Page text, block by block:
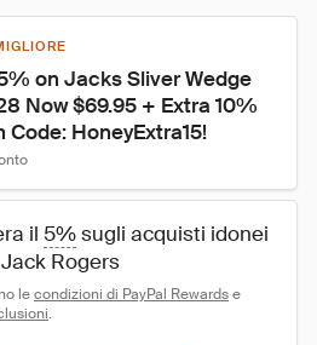
on Jacks Sliver Wedge
Now $69.95 + Extra 10%
Code: HoneyExtra15!
il 5% sugli acquisti idonei
Rogers
le condizioni di PayPal Rewards e
.